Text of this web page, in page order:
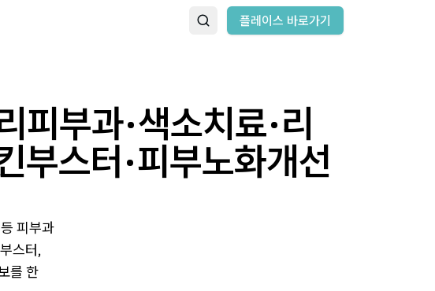
플레이스 바로가기
피부과·색소치료·리
부스터·피부노화개선
피부과
스터,
를 한